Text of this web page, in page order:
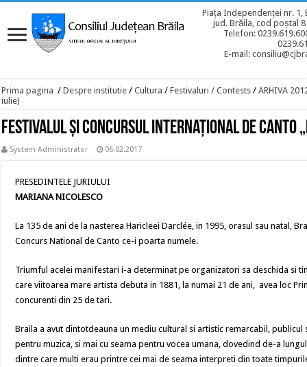
Piața Independenței nr. 1,
jud. Brăila, cod poștal
Telefon:
E-mail:
Prima pagina / Despre institutie / Cultura / Festivaluri / Contests / ARHIVA
iulie)
Festivalul şi Concursul internaţional de canto
System Administrator 06.02.2017
PRESEDINTELE JURIULUI
MARIANA NICOLESCO
La 135 de ani de la nasterea Haricleei Darclée, in 1995, orasul sau natal,
Concurs National de Canto ce-i poarta numele.
Triumful acelei manifestari i-a determinat pe organizatori sa deschida si
care viitoarea mare artista debuta in 1881, la numai 21 de ani, avea loc
concurenti din 25 de tari.
Braila a avut dintotdeauna un mediu cultural si artistic remarcabil,
pentru muzica, si mai cu seama pentru vocea umana, dovedind de-a
dintre care multi erau printre cei mai de seama interpreti din toate